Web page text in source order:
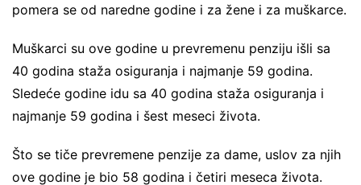
pomera se od naredne godine i za žene i za muškarce.
Muškarci su ove godine u prevremenu penziju išli sa
40 godina staža osiguranja i najmanje 59 godina.
Sledeće godine idu sa 40 godina staža osiguranja i
najmanje 59 godina i šest meseci života.
Što se tiče prevremene penzije za dame, uslov za njih
ove godine je bio 58 godina i četiri meseca života.